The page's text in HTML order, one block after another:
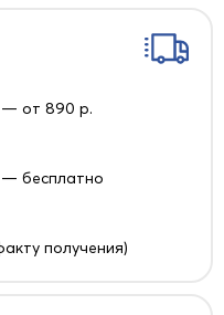
— от 890 р.
— бесплатно
получения)